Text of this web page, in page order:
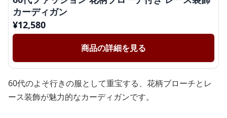
カーディガン
¥12,580
商品の詳細を見る
60代のよそ行きの服として重宝する、花柄ブローチとレ
ース装飾が魅力的なカーディガンです。